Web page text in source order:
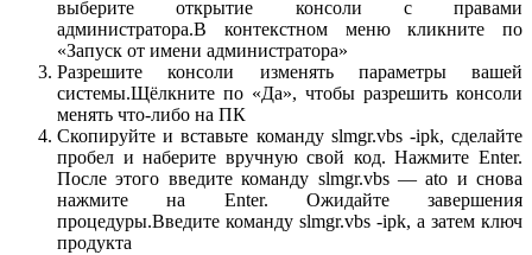
выберите открытие консоли с правами
администратора.В контекстном меню кликните по
«Запуск от имени администратора»
Разрешите консоли изменять параметры вашей
системы.Щёлкните по «Да», чтобы разрешить консоли
менять что-либо на ПК
Скопируйте и вставьте команду slmgr.vbs -ipk, сделайте
пробел и наберите вручную свой код. Нажмите Enter.
После этого введите команду slmgr.vbs — ato и снова
нажмите на Enter. Ожидайте завершения
процедуры.Введите команду slmgr.vbs -ipk, а затем ключ
продукта